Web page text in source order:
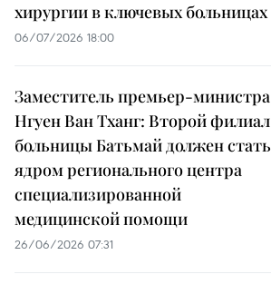
хирургии в ключевых больницах
06/07/2026 18:00
Заместитель премьер-министра
Нгуен Ван Тханг: Второй филиал
больницы Батьмай должен стать
ядром регионального центра
специализированной
медицинской помощи
26/06/2026 07:31